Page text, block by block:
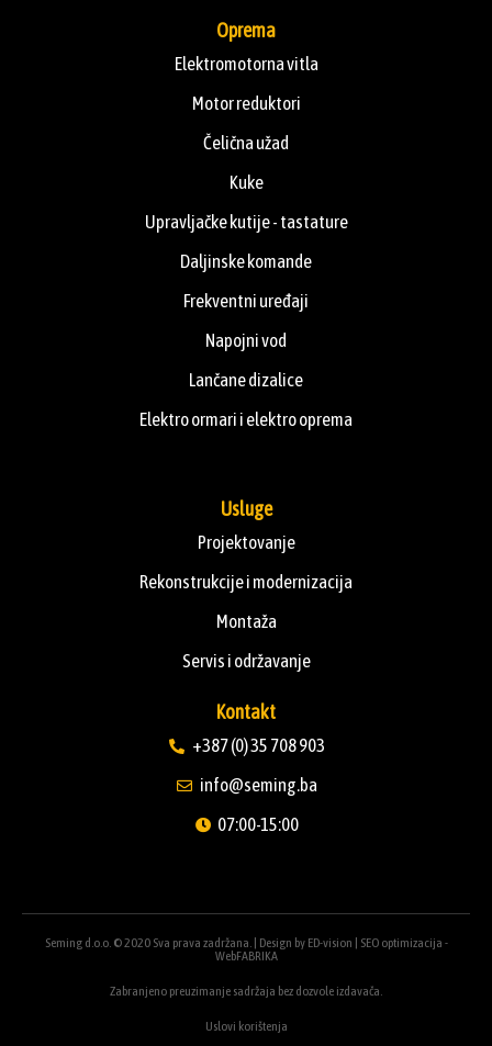
Oprema
Elektromotorna vitla
Motor reduktori
Čelična užad
Kuke
Upravljačke kutije - tastature
Daljinske komande
Frekventni uređaji
Napojni vod
Lančane dizalice
Elektro ormari i elektro oprema
Usluge
Projektovanje
Rekonstrukcije i modernizacija
Montaža
Servis i održavanje
Kontakt
+387 (0) 35 708 903
info@seming.ba
07:00-15:00
Seming d.o.o. © 2020 Sva prava zadržana. | Design by ED-vision
SEO optimizacija -
WebFABRIKA
Zabranjeno preuzimanje sadržaja bez dozvole izdavača.
Uslovi korištenja